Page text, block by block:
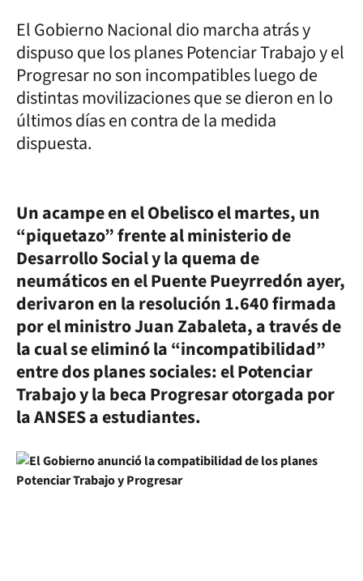
El Gobierno Nacional dio marcha atrás y
dispuso que los planes Potenciar Trabajo y el
Progresar no son incompatibles luego de
distintas movilizaciones que se dieron en lo
últimos días en contra de la medida
dispuesta.
Un acampe en el Obelisco el martes, un
“piquetazo” frente al ministerio de
Desarrollo Social y la quema de
neumáticos en el Puente Pueyrredón ayer,
derivaron en la resolución 1.640 firmada
por el ministro Juan Zabaleta, a través de
la cual se eliminó la “incompatibilidad”
entre dos planes sociales: el Potenciar
Trabajo y la beca Progresar otorgada por
la ANSES a estudiantes.